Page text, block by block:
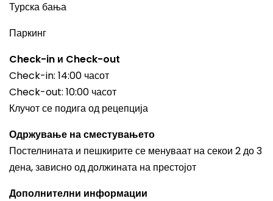
Турска бања
Паркинг
Check-in и Check-out
Check-in: 14:00 часот
Check-out: 10:00 часот
Клучот се подига од рецепција
Одржување на сместувањето
Постелнината и пешкирите се менуваат на секои 2 до 3
дена, зависно од должината на престојот
Дополнителни информации